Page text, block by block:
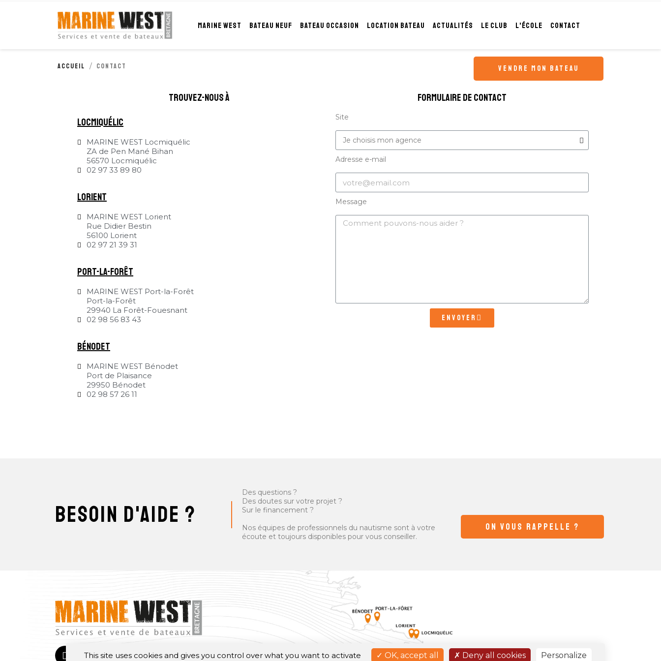
MARINE WEST BATEAU NEUF BATEAU OCCASION LOCATION BATEAU ACTUALITÉS LE CLUB L'ÉCOLE CONTACT
vendre mon bateau
Accueil Contact
trouvez-nous à
locmiquélic
MARINE WEST Locmiquélic
ZA de Pen Mané Bihan
56570 Locmiquélic
02 97 33 89 80
Lorient
MARINE WEST Lorient
Rue Didier Bestin
56100 Lorient
02 97 21 39 31
Port-la-Forêt
MARINE WEST Port-la-Forêt
Port-la-Forêt
29940 La Forêt-Fouesnant
02 98 56 83 43
Bénodet
MARINE WEST Bénodet
Port de Plaisance
29950 Bénodet
02 98 57 26 11
formulaire de contact
Site
Adresse e-mail
Message
Envoyer
besoin d'aide ?
Des questions ?
Des doutes sur votre projet ?
Sur le financement ?
Nos équipes de professionnels du nautisme sont à votre
écoute et toujours disponibles pour vous conseiller.
ON VOUS RAPPELLE ?
This site uses cookies and gives you control over what you want to activate OK, accept all Deny all cookies Personalize